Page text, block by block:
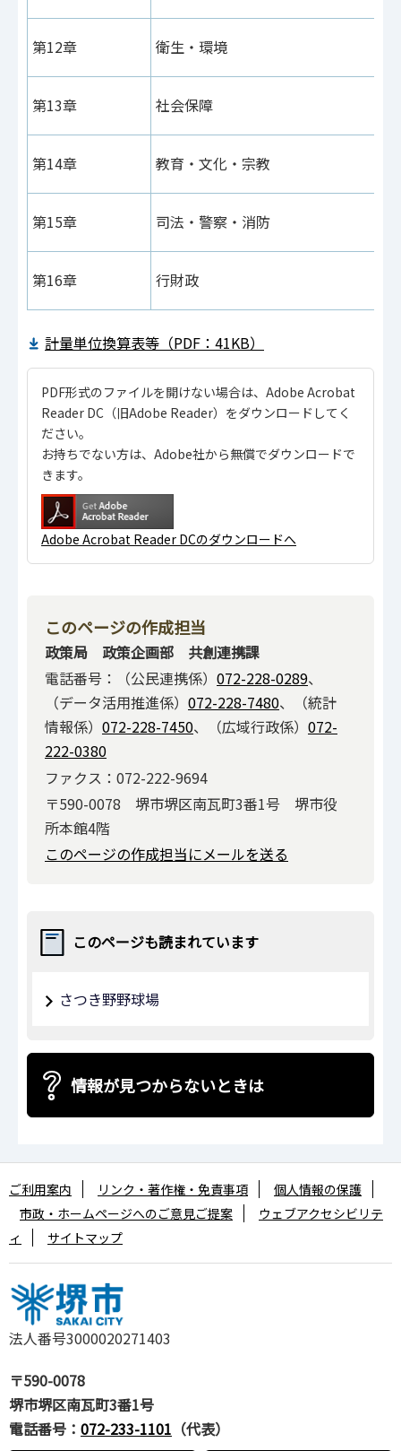
第12章 衛生・環境
第13章 社会保障
第14章 教育・文化・宗教
第15章 司法・警察・消防
第16章 行財政
計量単位換算表等（PDF：41KB）
PDF形式のファイルを開けない場合は、Adobe Acrobat
Reader DC（旧Adobe Reader）をダウンロードしてく
ださい。
お持ちでない方は、Adobe社から無償でダウンロードで
きます。
Adobe Acrobat Reader DCのダウンロードへ
このページの作成担当
政策局 政策企画部 共創連携課
電話番号：（公民連携係） 072-228-0289、
（データ活用推進係） 072-228-7480、（統計
情報係） 072-228-7450、（広域行政係） 072-
222-0380
ファクス：072-222-9694
〒590-0078 堺市堺区南瓦町3番1号 堺市役
所本館4階
このページの作成担当にメールを送る
このページも読まれています
さつき野野球場
情報が見つからないときは
法人番号3000020271403
〒590-0078
堺市堺区南瓦町3番1号
電話番号： 072-233-1101 （代表）
ご利用案内 リンク・著作権・免責事項
個人情報の保護
市政・ホームページへのご意見ご提案
ウェブアクセシビリテ
ィ
サイトマップ